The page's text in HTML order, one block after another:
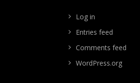
Log in
Entries feed
Comments feed
WordPress.org